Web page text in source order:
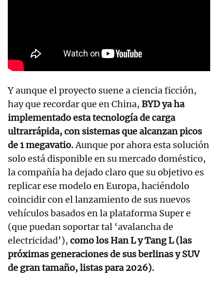
Y aunque el proyecto suene a ciencia ficción,
hay que recordar que en China, BYD ya ha
implementado esta tecnología de carga
ultrarrápida, con sistemas que alcanzan picos
de 1 megavatio. Aunque por ahora esta solución
solo está disponible en su mercado doméstico,
la compañía ha dejado claro que su objetivo es
replicar ese modelo en Europa, haciéndolo
coincidir con el lanzamiento de sus nuevos
vehículos basados en la plataforma Super e
(que puedan soportar tal ‘avalancha de
electricidad’), como los Han L y Tang L (las
próximas generaciones de sus berlinas y SUV
de gran tamaño, listas para 2026).